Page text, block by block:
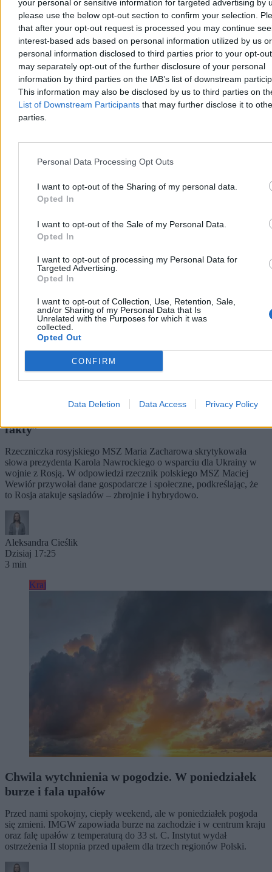
your personal or sensitive information for targeted advertising by
please use the below opt-out section to confirm your selection.
that after your opt-out request is processed you may continue
interest-based ads based on personal information utilized by us or
personal information disclosed to third parties prior to your opt-
may separately opt-out of the further disclosure of your personal
information by third parties on the IAB’s list of downstream
This information may also be disclosed by us to third parties on
List of Downstream Participants that may further disclose it to
parties.
Personal Data Processing Opt Outs
I want to opt-out of the Sharing of my personal data.
Opted In
I want to opt-out of the Sale of my Personal Data.
Opted In
I want to opt-out of processing my Personal Data for
Targeted Advertising.
Opted In
I want to opt-out of Collection, Use, Retention, Sale,
and/or Sharing of my Personal Data that Is
Unrelated with the Purposes for which it was
collected.
Opted Out
CONFIRM
Data Deletion Data Access Privacy Policy
Aleksandra Cieślik
Dzisiaj 18:17
3 min
Reklama
Kraj
fakty”
Rzeczniczka rosyjskiego MSZ Maria Zacharowa skrytykowała
słowa prezydenta Karola Nawrockiego o wsparciu dla Ukrainy w
wojnie z Rosją. W odpowiedzi rzecznik polskiego MSZ Maciej
Wewiór przywołał dane gospodarcze i społeczne, podkreślając, że
to Rosja atakuje sąsiadów – zbrojnie i hybrydowo.
Aleksandra Cieślik
Dzisiaj 17:25
3 min
Kraj
Chwila wytchnienia w pogodzie. W poniedziałek
burze i fala upałów
Przed nami spokojny, ciepły weekend, ale w poniedziałek pogoda
się zmieni. IMGW zapowiada burze na zachodzie i w centrum kraju
oraz falę upałów z temperaturą do 33 st. C. Instytut wydał
ostrzeżenia II stopnia przed upałem dla trzech regionów Polski.